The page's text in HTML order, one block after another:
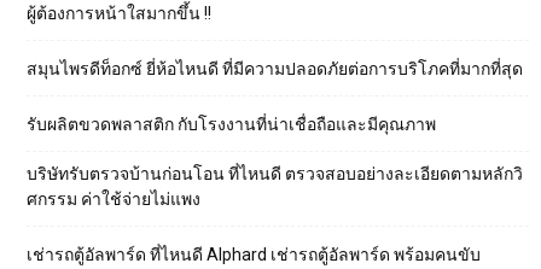
ผู้ต้องการหน้าใสมากขึ้น !!
สมุนไพรดีท็อกซ์ ยี่ห้อไหนดี ที่มีความปลอดภัยต่อการบริโภคที่มากที่สุด
รับผลิตขวดพลาสติก กับโรงงานที่น่าเชื่อถือและมีคุณภาพ
บริษัทรับตรวจบ้านก่อนโอน ที่ไหนดี ตรวจสอบอย่างละเอียดตามหลักวิ
ศกรรม ค่าใช้จ่ายไม่แพง
เช่ารถตู้อัลพาร์ด ที่ไหนดี Alphard เช่ารถตู้อัลพาร์ด พร้อมคนขับ